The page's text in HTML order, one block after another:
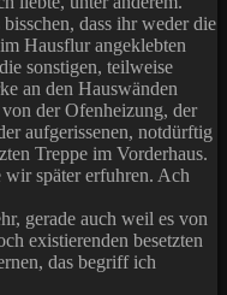
dass ihr weder die
Hausflur angeklebten
sonstigen, teilweise
an den Hauswänden
der Ofenheizung, der
aufgerissenen, notdürftig
Treppe im Vorderhaus.
später erfuhren. Ach
gerade auch weil es von
existierenden besetzten
das begriff ich